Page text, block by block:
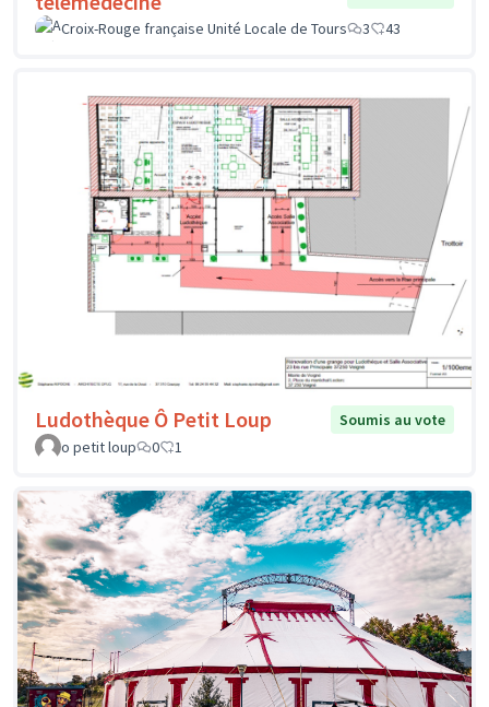
Croix-Rouge française Unité Locale de Tours
3 43
Ludothèque Ô Petit Loup
Soumis au vote
o petit loup
0 1